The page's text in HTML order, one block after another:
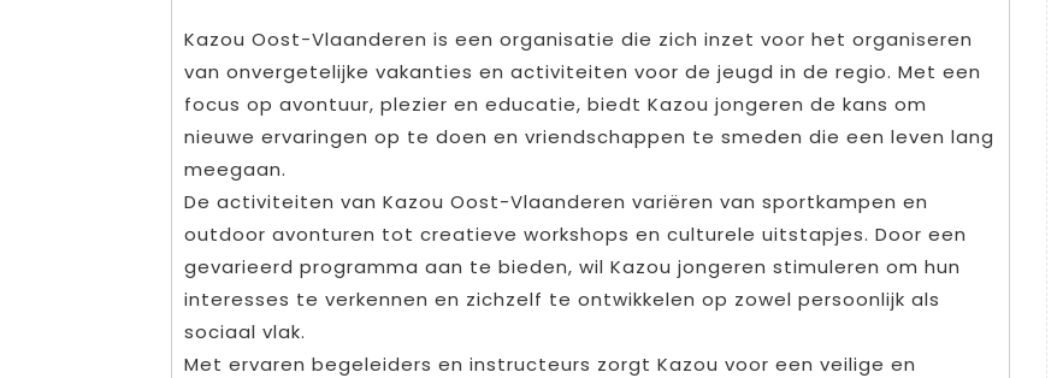
Kazou Oost-Vlaanderen is een organisatie die zich inzet voor het organiseren
van onvergetelijke vakanties en activiteiten voor de jeugd in de regio. Met een
focus op avontuur, plezier en educatie, biedt Kazou jongeren de kans om
nieuwe ervaringen op te doen en vriendschappen te smeden die een leven lang
meegaan.
De activiteiten van Kazou Oost-Vlaanderen variëren van sportkampen en
outdoor avonturen tot creatieve workshops en culturele uitstapjes. Door een
gevarieerd programma aan te bieden, wil Kazou jongeren stimuleren om hun
interesses te verkennen en zichzelf te ontwikkelen op zowel persoonlijk als
sociaal vlak.
Met ervaren begeleiders en instructeurs zorgt Kazou voor een veilige en